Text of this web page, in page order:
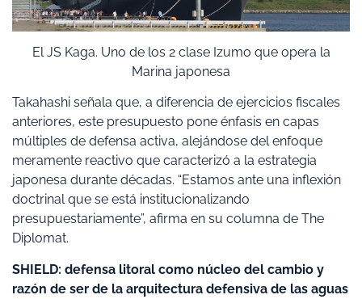
El JS Kaga. Uno de los 2 clase Izumo que opera la
Marina japonesa
Takahashi señala que, a diferencia de ejercicios fiscales
anteriores, este presupuesto pone énfasis en capas
múltiples de defensa activa, alejándose del enfoque
meramente reactivo que caracterizó a la estrategia
japonesa durante décadas. “Estamos ante una inflexión
doctrinal que se está institucionalizando
presupuestariamente”, afirma en su columna de The
Diplomat.
SHIELD: defensa litoral como núcleo del cambio y
razón de ser de la arquitectura defensiva de las aguas